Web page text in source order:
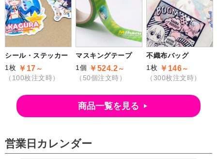
シール・ステッカー
1枚 ￥17 ～
（100枚注文時）
マスキングテープ
1個 ￥524.2～
（50個注文時）
不織布バッグ
1枚 ￥146～
（300枚注文時）
商品一覧を見る
営業日カレンダー